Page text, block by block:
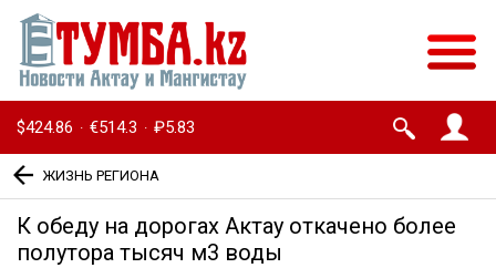
$424.86 · €514.3 · ₽5.83
ЖИЗНЬ РЕГИОНА
К обеду на дорогах Актау откачено более
полутора тысяч м3 воды